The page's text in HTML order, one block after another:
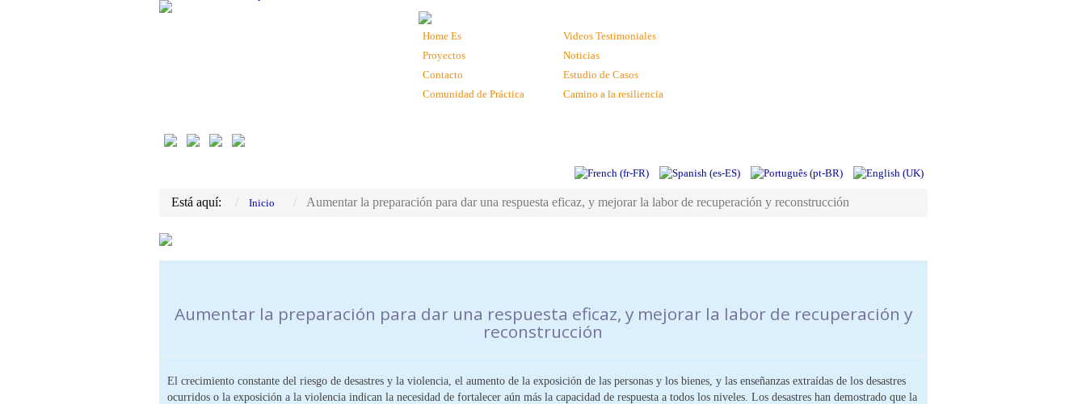
Home Es
Videos Testimoniales
Proyectos
Noticias
Contacto
Estudio de Casos
Comunidad de Práctica
Camino a la resiliencia
Está aquí: Inicio Aumentar la preparación para dar una respuesta eficaz, y mejorar la labor de recuperación y reconstrucción
Aumentar la preparación para dar una respuesta eficaz, y mejorar la labor de recuperación y
reconstrucción
El crecimiento constante del riesgo de desastres y la violencia, el aumento de la exposición de las personas y los bienes, y las enseñanzas extraídas de los desastres
ocurridos o la exposición a la violencia indican la necesidad de fortalecer aún más la capacidad de respuesta a todos los niveles. Los desastres han demostrado que la